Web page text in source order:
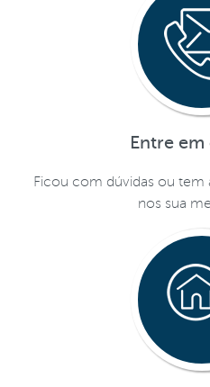
Entre
Ficou com dúvidas ou tem
nos sua